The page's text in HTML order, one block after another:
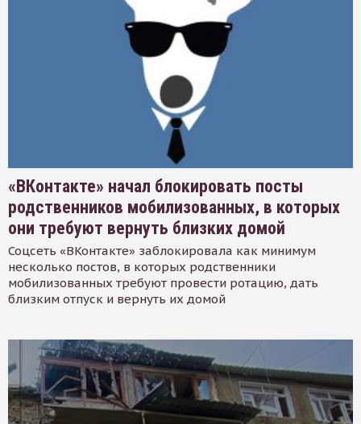
«ВКонтакте» начал блокировать посты
родственников мобилизованных, в которых
они требуют вернуть близких домой
Соцсеть «ВКонтакте» заблокировала как минимум
несколько постов, в которых родственники
мобилизованных требуют провести ротацию, дать
близким отпуск и вернуть их домой